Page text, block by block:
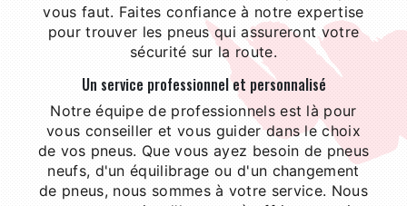
vous faut. Faites confiance à notre expertise
pour trouver les pneus qui assureront votre
sécurité sur la route.
Un service professionnel et personnalisé
Notre équipe de professionnels est là pour
vous conseiller et vous guider dans le choix
de vos pneus. Que vous ayez besoin de pneus
neufs, d'un équilibrage ou d'un changement
de pneus, nous sommes à votre service. Nous